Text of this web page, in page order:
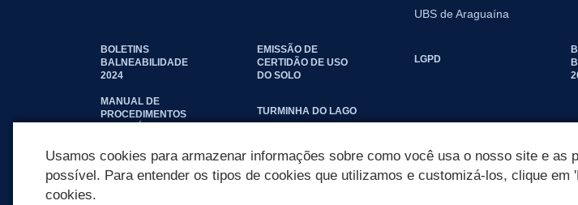
UBS de Araguaína
BOLETINS
BALNEABILIDADE
2024
EMISSÃO DE
CERTIDÃO DE USO
DO SOLO
LGPD
MANUAL DE
PROCEDIMENTOS
TURMINHA DO LAGO
Usamos cookies para armazenar informações sobre como você usa o nosso site e
possível. Para entender os tipos de cookies que utilizamos e customizá-los, clique
cookies.